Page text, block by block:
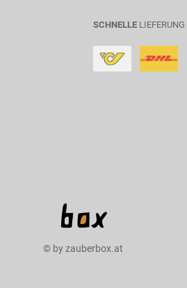
SCHNELLE LIEFERUNG
© by zauberbox.at